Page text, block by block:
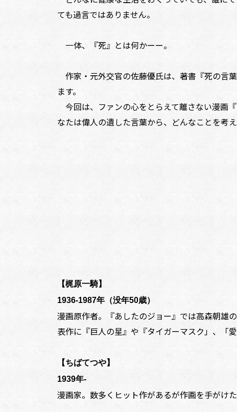
ても過言ではありません。
一体、『死』とは何かーー。
作家・元外交官の佐藤優氏は、著書『死の言
ます。
今回は、ファンの心をとらえて離さない漫画
なたは偉人の遺した言葉から、どんなことを考
【梶原一騎】
1936-1987年（没年50歳）
漫画原作者。『あしたのジョー』では高森朝雄
表作に『巨人の星』や『タイガーマスク」、「
【ちばてつや】
1939年‐
漫画家。数多くヒット作があるが作画を手がけ